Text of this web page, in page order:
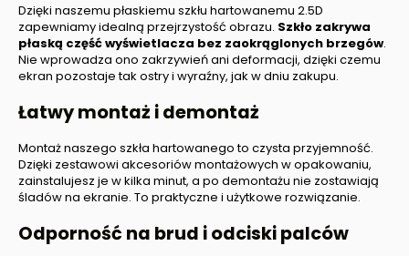
Dzięki naszemu płaskiemu szkłu hartowanemu 2.5D
zapewniamy idealną przejrzystość obrazu. Szkło zakrywa
płaską część wyświetlacza bez zaokrąglonych brzegów.
Nie wprowadza ono zakrzywień ani deformacji, dzięki czemu
ekran pozostaje tak ostry i wyraźny, jak w dniu zakupu.
Łatwy montaż i demontaż
Montaż naszego szkła hartowanego to czysta przyjemność.
Dzięki zestawowi akcesoriów montażowych w opakowaniu,
zainstalujesz je w kilka minut, a po demontażu nie zostawiają
śladów na ekranie. To praktyczne i użytkowe rozwiązanie.
Odporność na brud i odciski palców